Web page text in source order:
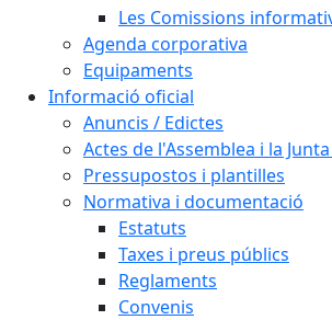
Les Comissions
Agenda corporativa
Equipaments
Informació oficial
Anuncis / Edictes
Actes de l'Assemblea i la
Pressupostos i plantilles
Normativa i documentació
Estatuts
Taxes i preus públics
Reglaments
Convenis